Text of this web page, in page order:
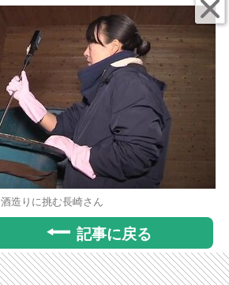
酒造りに挑む長崎さん
記事に戻る